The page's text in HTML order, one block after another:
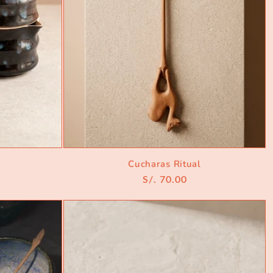
Cucharas Ritual
Precio
S/. 70.00